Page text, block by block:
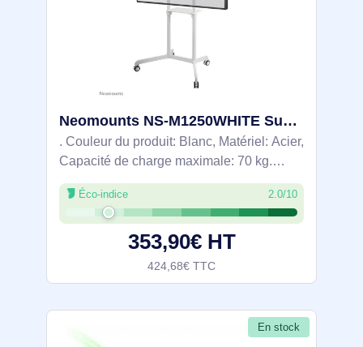
Neomounts NS-M1250WHITE Support au sol pour écran 37-70" - rotatif
. Couleur du produit: Blanc, Matériel: Acier,
Capacité de charge maximale: 70 kg.
Hauteur: 1370 mm, Largeur: 920 mm,
Profondeur: 700 mm. Largeur du colis:
1020 mm, Profondeur du colis: 865 mm,
Éco-indice 2.0/10
353,90€ HT
424,68€ TTC
En stock